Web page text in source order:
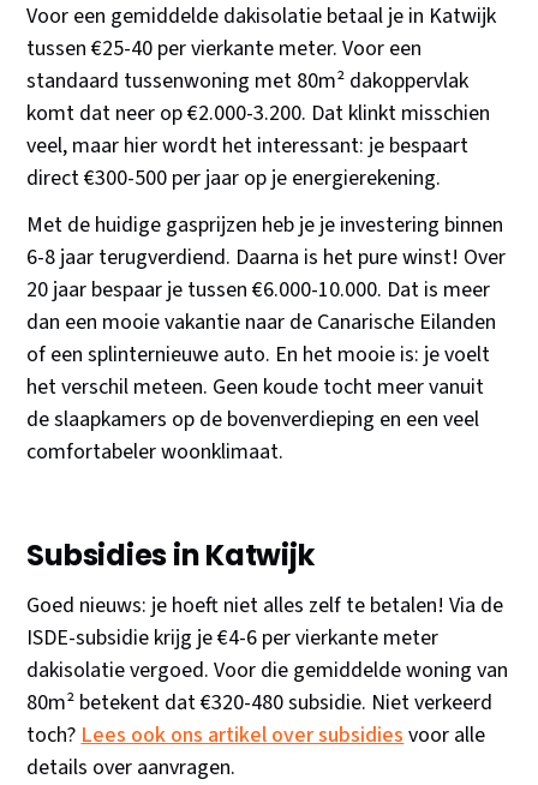
Voor een gemiddelde dakisolatie betaal je in Katwijk
tussen €25-40 per vierkante meter. Voor een
standaard tussenwoning met 80m² dakoppervlak
komt dat neer op €2.000-3.200. Dat klinkt misschien
veel, maar hier wordt het interessant: je bespaart
direct €300-500 per jaar op je energierekening.
Met de huidige gasprijzen heb je je investering binnen
6-8 jaar terugverdiend. Daarna is het pure winst! Over
20 jaar bespaar je tussen €6.000-10.000. Dat is meer
dan een mooie vakantie naar de Canarische Eilanden
of een splinternieuwe auto. En het mooie is: je voelt
het verschil meteen. Geen koude tocht meer vanuit
de slaapkamers op de bovenverdieping en een veel
comfortabeler woonklimaat.
Subsidies in Katwijk
Goed nieuws: je hoeft niet alles zelf te betalen! Via de
ISDE-subsidie krijg je €4-6 per vierkante meter
dakisolatie vergoed. Voor die gemiddelde woning van
80m² betekent dat €320-480 subsidie. Niet verkeerd
toch?Lees ook ons artikel over subsidiesvoor alle
details over aanvragen.